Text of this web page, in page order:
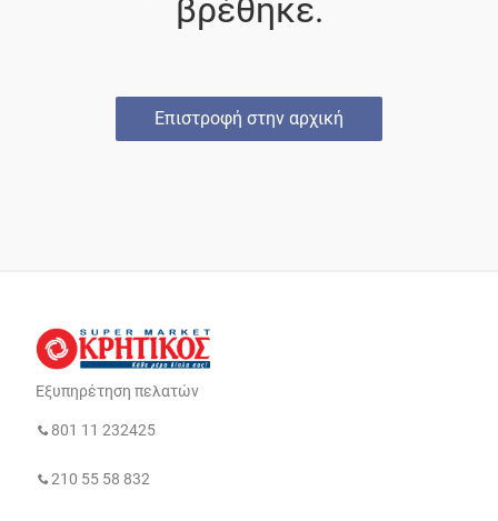
βρέθηκε.
Επιστροφή στην αρχική
Εξυπηρέτηση πελατών
801 11 232425
210 55 58 832